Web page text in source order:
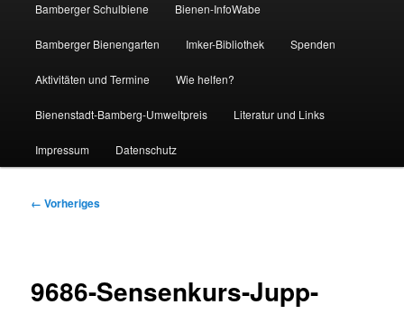
Bamberger Schulbiene Bienen-InfoWabe
Bamberger Bienengarten Imker-Bibliothek Spenden
Aktivitäten und Termine Wie helfen?
Bienenstadt-Bamberg-Umweltpreis Literatur und Links
Impressum Datenschutz
Bilder-
← Vorheriges
9686-Sensenkurs-Jupp-